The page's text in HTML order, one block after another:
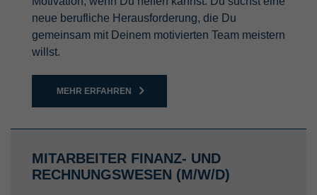
neue berufliche Herausforderung, die Du
gemeinsam mit Deinem motivierten Team meistern
willst.
MEHR ERFAHREN
MITARBEITER FINANZ- UND
RECHNUNGSWESEN (M/W/D)